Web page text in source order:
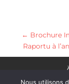
← Brochure
Raportu à
Nous utilisons